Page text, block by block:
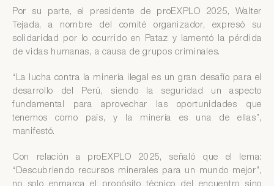
Por su parte, el presidente de proEXPLO 2025, Walter
Tejada, a nombre del comité organizador, expresó su
solidaridad por lo ocurrido en Pataz y lamentó la pérdida
de vidas humanas, a causa de grupos criminales.
“La lucha contra la minería ilegal es un gran desafío para el
desarrollo del Perú, siendo la seguridad un aspecto
fundamental para aprovechar las oportunidades que
tenemos como país, y la minería es una de ellas”,
manifestó.
Con relación a proEXPLO 2025, señaló que el lema:
“Descubriendo recursos minerales para un mundo mejor”,